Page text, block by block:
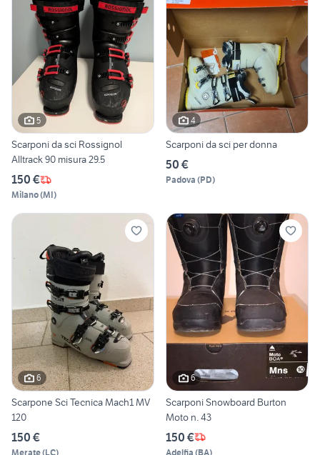
5
Scarponi da sci Rossignol
Alltrack 90 misura 29.5
150 €
Milano(MI)
4
Scarponi da sci per donna
50 €
Padova (PD)
6
Scarpone Sci Tecnica Mach1 MV
120
150 €
Merate(LC)
6
Scarponi Snowboard Burton
Moto n. 43
150 €
Adelfia (BA)